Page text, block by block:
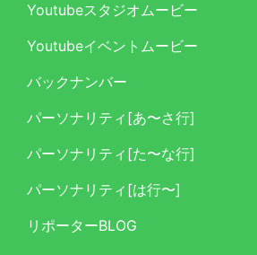
Youtubeスタジオムービー
Youtubeイベントムービー
バックナンバー
パーソナリティ[あ〜さ行]
パーソナリティ[た〜な行]
パーソナリティ[は行〜]
リポーターBLOG